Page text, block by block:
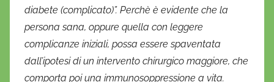
diabete (complicato)”. Perchè è evidente che la
persona sana, oppure quella con leggere
complicanze iniziali, possa essere spaventata
dall’ipotesi di un intervento chirurgico maggiore, che
comporta poi una immunosoppressione a vita.